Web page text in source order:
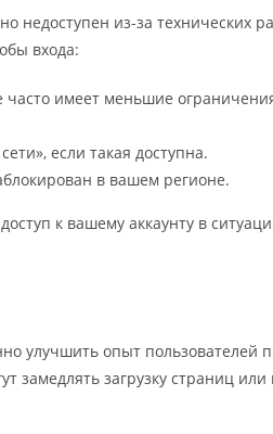
недоступен из-за технических
входа:
часто имеет меньшие
если такая доступна.
в вашем регионе.
к вашему аккаунту в
улучшить опыт пользователей
замедлять загрузку страниц